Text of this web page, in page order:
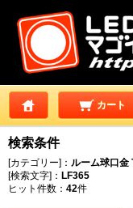
カート
検索条件
[カテゴリー]： ルーム球口金
[検索文字]： LF365
ヒット件数： 42件